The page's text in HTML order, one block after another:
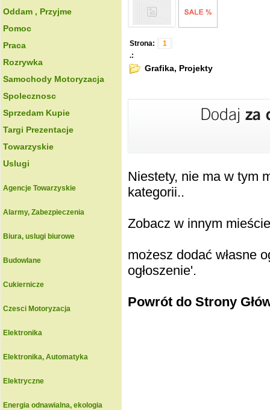
Oddam , Przyjme
Pomoc
Praca
Rozrywka
Samochody Motoryzacja
Spolecznosc
Sprzedam Kupie
Targi Prezentacje
Towarzyskie
Uslugi
Agencje Towarzyskie
Alarmy, Zabezpieczenia
Biura, uslugi biurowe
Budowlane
Cukiernicze
Czesci Motoryzacja
Elektronika
Elektronika, Automatyka
Elektryczne
Energia odnawialna, ekologia
Strona:
1
.:
Grafika, Projekty
Niestety, nie ma w tym
kategorii..
Zobacz w innym
możesz dodać własne
ogłoszenie'.
Powrót do Strony